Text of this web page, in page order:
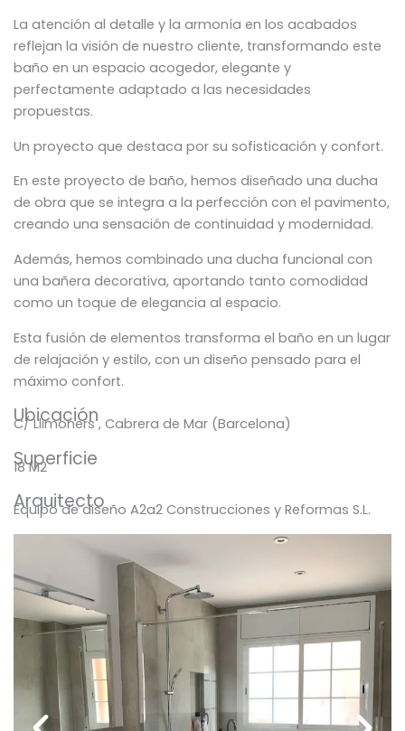
La atención al detalle y la armonía en los acabados
reflejan la visión de nuestro cliente, transformando este
baño en un espacio acogedor, elegante y
perfectamente adaptado a las necesidades
propuestas.
Un proyecto que destaca por su sofisticación y confort.
En este proyecto de baño, hemos diseñado una ducha
de obra que se integra a la perfección con el pavimento,
creando una sensación de continuidad y modernidad.
Además, hemos combinado una ducha funcional con
una bañera decorativa, aportando tanto comodidad
como un toque de elegancia al espacio.
Esta fusión de elementos transforma el baño en un lugar
de relajación y estilo, con un diseño pensado para el
máximo confort.
Ubicación
C/ Llimoners , Cabrera de Mar (Barcelona)
Superficie
18 M2
Arquitecto
Equipo de diseño A2a2 Construcciones y Reformas S.L.